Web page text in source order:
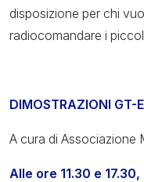
disposizione per chi
radiocomandare i
DIMOSTRAZIONI GT-
A cura di Associazione
Alle ore 11.30 e